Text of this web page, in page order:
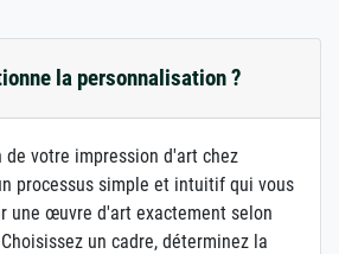
la personnalisation ?
de votre impression d'art chez
processus simple et intuitif qui vous
une œuvre d'art exactement selon
un cadre, déterminez la